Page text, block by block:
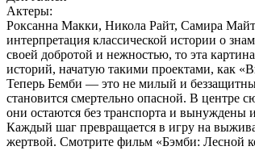
Актеры:
Роксанна Макки, Никола Райт, Самира
интерпретация классической истории о
своей добротой и нежностью, то эта
историй, начатую такими проектами, как
Теперь Бемби — это не милый и
становится смертельно опасной. В центре
они остаются без транспорта и вынуждены
Каждый шаг превращается в игру на
жертвой. Смотрите фильм «Бэмби: Лесной